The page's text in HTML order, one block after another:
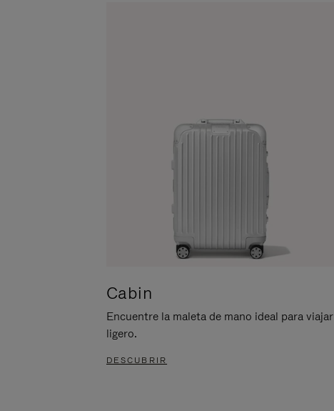
Cabin
Encuentre la maleta de mano ideal para viajar
ligero.
DESCUBRIR